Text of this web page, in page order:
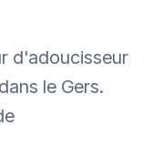
d'adoucisseur
le Gers.